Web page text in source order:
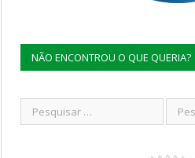
NÃO ENCONTROU O QUE QUERIA?